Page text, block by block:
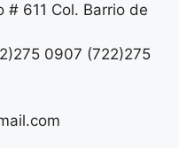
# 611 Col. Barrio de
0907 (722)275